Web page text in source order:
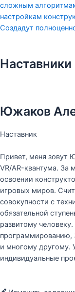
сложным
настройкам
Создадут
Наставники
Южаков
Наставник
Привет, меня зовут
VR/AR-квантума.
освоении
игровых миров.
совокупности с
обязательной
развитому
и многому другому.
индивидуальные